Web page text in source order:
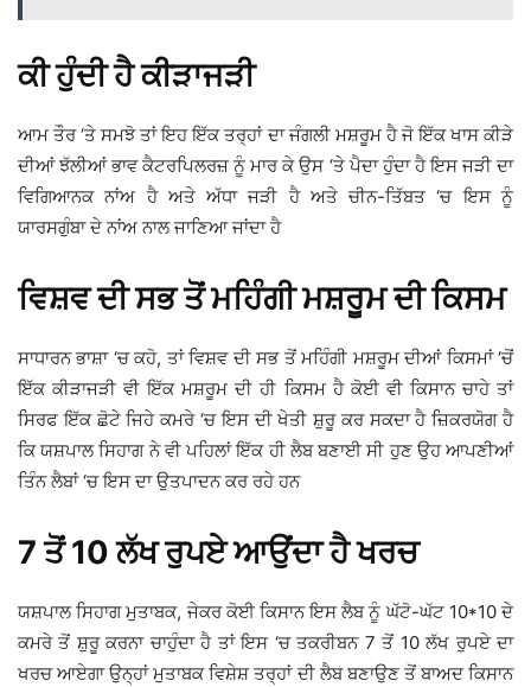
ਕੀ ਹੁੰਦੀ ਹੈ ਕੀੜਾਜੜੀ
ਆਮ ਤੌਰ ‘ਤੇ ਸਮਝੋ ਤਾਂ ਇਹ ਇੱਕ ਤਰ੍ਹਾਂ ਦਾ ਜੰਗਲੀ ਮਸ਼ਰੂਮ ਹੈ ਜੋ ਇੱਕ ਖਾਸ ਕੀੜੇ
ਦੀਆਂ ਝੱਲੀਆਂ ਭਾਵ ਕੈਟਰਪਿਲਰਜ਼ ਨੂੰ ਮਾਰ ਕੇ ਉਸ ‘ਤੇ ਪੈਦਾ ਹੁੰਦਾ ਹੈ ਇਸ ਜੜੀ ਦਾ
ਵਿਗਿਆਨਕ ਨਾਂਅ ਹੈ ਅਤੇ ਅੱਧਾ ਜੜੀ ਹੈ ਅਤੇ ਚੀਨ-ਤਿੱਬਤ ‘ਚ ਇਸ ਨੂੰ
ਯਾਰਸਗੁੰਬਾ ਦੇ ਨਾਂਅ ਨਾਲ ਜਾਣਿਆ ਜਾਂਦਾ ਹੈ
ਵਿਸ਼ਵ ਦੀ ਸਭ ਤੋਂ ਮਹਿੰਗੀ ਮਸ਼ਰੂਮ ਦੀ ਕਿਸਮ
ਸਾਧਾਰਨ ਭਾਸ਼ਾ ‘ਚ ਕਹੋ, ਤਾਂ ਵਿਸ਼ਵ ਦੀ ਸਭ ਤੋਂ ਮਹਿੰਗੀ ਮਸ਼ਰੂਮ ਦੀਆਂ ਕਿਸਮਾਂ ‘ਚੋਂ
ਇੱਕ ਕੀੜਾਜੜੀ ਵੀ ਇੱਕ ਮਸ਼ਰੂਮ ਦੀ ਹੀ ਕਿਸਮ ਹੈ ਕੋਈ ਵੀ ਕਿਸਾਨ ਚਾਹੇ ਤਾਂ
ਸਿਰਫ ਇੱਕ ਛੋਟੇ ਜਿਹੇ ਕਮਰੇ ‘ਚ ਇਸ ਦੀ ਖੇਤੀ ਸ਼ੁਰੂ ਕਰ ਸਕਦਾ ਹੈ ਜ਼ਿਕਰਯੋਗ ਹੈ
ਕਿ ਯਸ਼ਪਾਲ ਸਿਹਾਗ ਨੇ ਵੀ ਪਹਿਲਾਂ ਇੱਕ ਹੀ ਲੈਬ ਬਣਾਈ ਸੀ ਹੁਣ ਉਹ ਆਪਣੀਆਂ
ਤਿੰਨ ਲੈਬਾਂ ‘ਚ ਇਸ ਦਾ ਉਤਪਾਦਨ ਕਰ ਰਹੇ ਹਨ
7 ਤੋਂ 10 ਲੱਖ ਰੁਪਏ ਆਉਂਦਾ ਹੈ ਖਰਚ
ਯਸ਼ਪਾਲ ਸਿਹਾਗ ਮੁਤਾਬਕ, ਜੇਕਰ ਕੋਈ ਕਿਸਾਨ ਇਸ ਲੈਬ ਨੂੰ ਘੱਟੋ-ਘੱਟ 10*10 ਦੇ
ਕਮਰੇ ਤੋਂ ਸ਼ੁਰੂ ਕਰਨਾ ਚਾਹੁੰਦਾ ਹੈ ਤਾਂ ਇਸ ‘ਚ ਤਕਰੀਬਨ 7 ਤੋਂ 10 ਲੱਖ ਰੁਪਏ ਦਾ
ਖਰਚ ਆਏਗਾ ਉਨ੍ਹਾਂ ਮੁਤਾਬਕ ਵਿਸ਼ੇਸ਼ ਤਰ੍ਹਾਂ ਦੀ ਲੈਬ ਬਣਾਉਣ ਤੋਂ ਬਾਅਦ ਕਿਸਾਨ